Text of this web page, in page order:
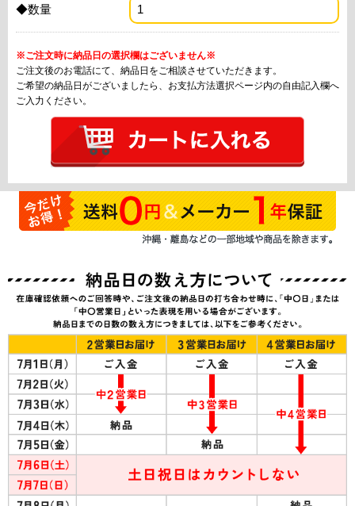
◆数量
※ご注文時に納品日の選択欄はございません※
ご注文後のお電話にて、納品日をご相談させていただきます。
ご希望の納品日がございましたら、お支払方法選択ページ内の自由記入欄へ
ご入力ください。